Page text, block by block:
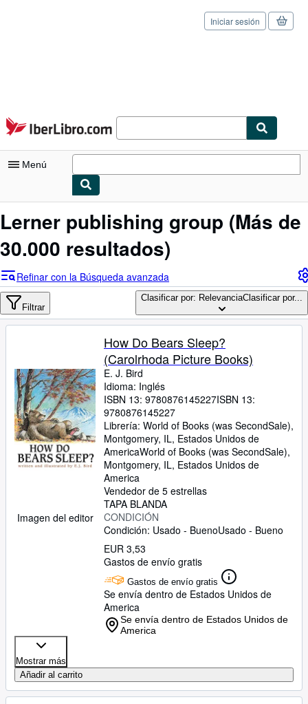
Pasar al contenido principal
IberLibro.com
Iniciar sesión
Menú
Consultar mis pedidos
Búsqueda avanzada
Colecciones
Vendedores
Comenzar a vender
Ayuda
CERRAR
Lerner publishing group (Más de
30.000 resultados)
Refinar con la Búsqueda avanzada
Filtrar
Clasificar por: RelevanciaClasificar por...
Imagen del editor
How Do Bears Sleep?
(Carolrhoda Picture Books)
E. J. Bird
Idioma: Inglés
ISBN 13: 9780876145227ISBN 13:
9780876145227
Librería: World of Books (was SecondSale),
Montgomery, IL, Estados Unidos de
AmericaWorld of Books (was SecondSale),
Montgomery, IL, Estados Unidos de
America
Vendedor de 5 estrellas
TAPA BLANDA
CONDICIÓN
Condición: Usado - BuenoUsado - Bueno
EUR 3,53
Gastos de envío gratis
Gastos de envío gratis
Se envía dentro de Estados Unidos de
America
Se envía dentro de Estados Unidos de
America
Mostrar más
Añadir al carrito